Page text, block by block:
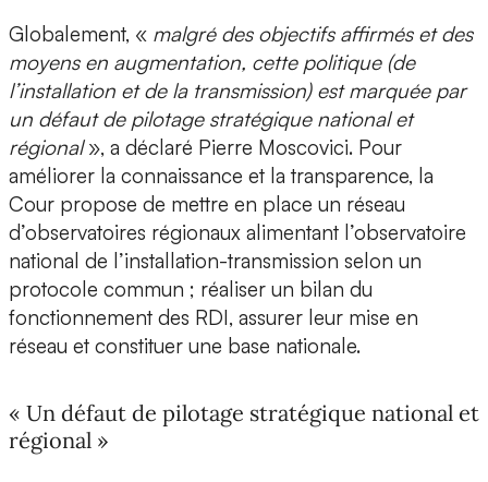
Globalement, « malgré des objectifs affirmés et des
moyens en augmentation, cette politique (de
l’installation et de la transmission) est marquée par
un défaut de pilotage stratégique national et
régional», a déclaré Pierre Moscovici. Pour
améliorer la connaissance et la transparence, la
Cour propose de mettre en place un réseau
d’observatoires régionaux alimentant l’observatoire
national de l’installation-transmission selon un
protocole commun ; réaliser un bilan du
fonctionnement des RDI, assurer leur mise en
réseau et constituer une base nationale.
« Un défaut de pilotage stratégique national et
régional »